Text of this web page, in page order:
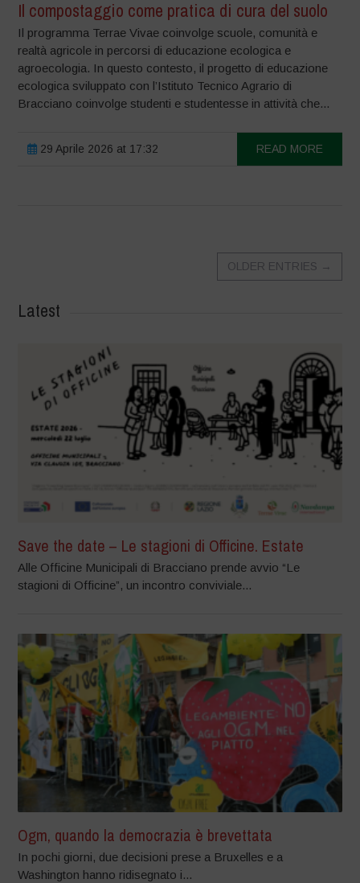
Il compostaggio come pratica di cura del suolo
Il programma Terrae Vivae coinvolge scuole, comunità e
realtà agricole in percorsi di educazione ecologica e
agroecologia. In questo contesto, il progetto di educazione
ecologica sviluppato con l’Istituto Tecnico Agrario di
Bracciano coinvolge studenti e studentesse in attività che...
29 Aprile 2026 at 17:32 READ MORE
OLDER ENTRIES →
Latest
Save the date – Le stagioni di Officine. Estate
Alle Officine Municipali di Bracciano prende avvio “Le
stagioni di Officine”, un incontro conviviale...
Ogm, quando la democrazia è brevettata
In pochi giorni, due decisioni prese a Bruxelles e a
Washington hanno ridisegnato i...